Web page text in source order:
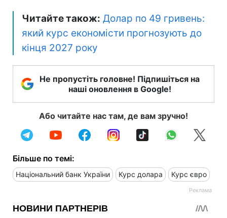
Читайте також: Долар по 49 гривень:
який курс економісти прогнозують до
кінця 2027 року
Не пропустіть головне! Підпишіться на
наші оновлення в Google!
Або читайте нас там, де вам зручно!
Більше по темі:
Національний банк України Курс долара Курс євро